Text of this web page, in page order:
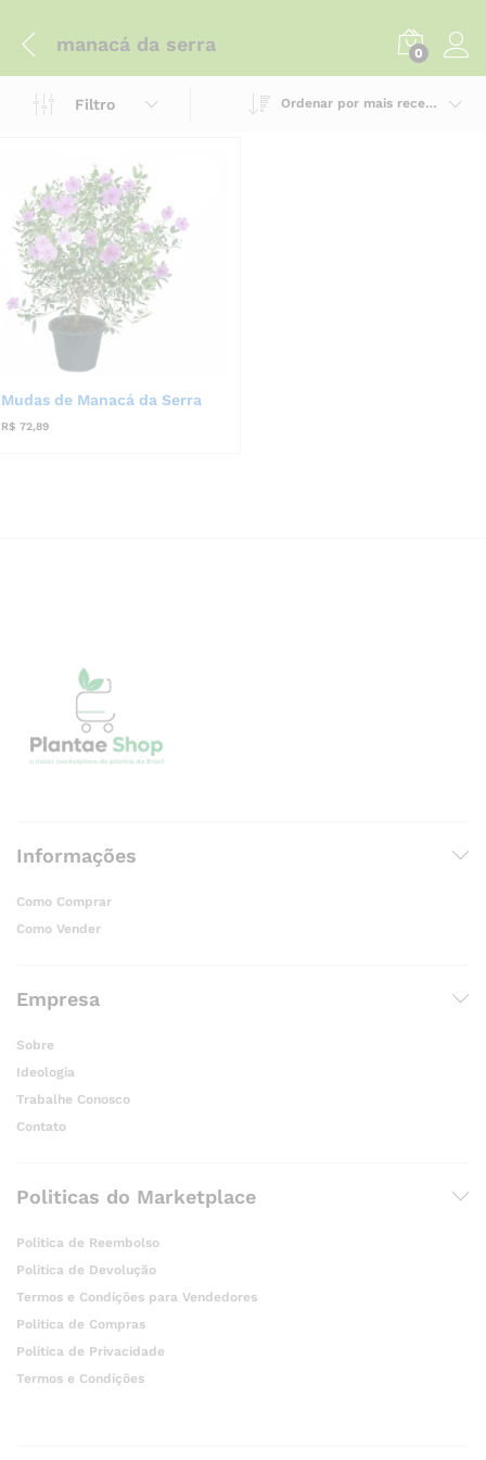
manacá da serra 0
Filtro Ordenar por mais recente
Mudas de Manacá da Serra
R$ 72,89
Informações
Como Comprar
Como Vender
Empresa
Sobre
Ideologia
Trabalhe Conosco
Contato
Politicas do Marketplace
Politica de Reembolso
Politica de Devolução
Termos e Condições para Vendedores
Politica de Compras
Politica de Privacidade
Termos e Condições